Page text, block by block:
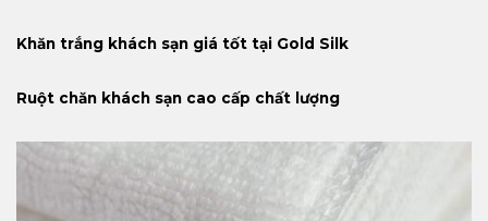
Khăn trắng khách sạn giá tốt tại Gold Silk
Ruột chăn khách sạn cao cấp chất lượng